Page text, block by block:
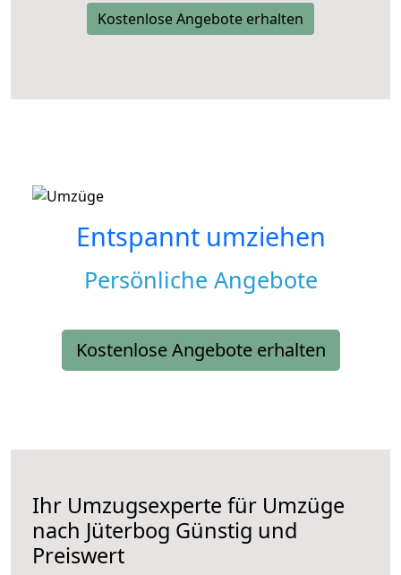
Kostenlose Angebote erhalten
Entspannt umziehen
Persönliche Angebote
Kostenlose Angebote erhalten
Ihr Umzugsexperte für Umzüge
nach Jüterbog Günstig und
Preiswert